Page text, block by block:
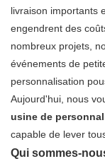
livraison importants
engendrent des
nombreux projets,
événements de
personnalisation
Aujourd'hui, nous
usine de
capable de lever
Qui sommes-